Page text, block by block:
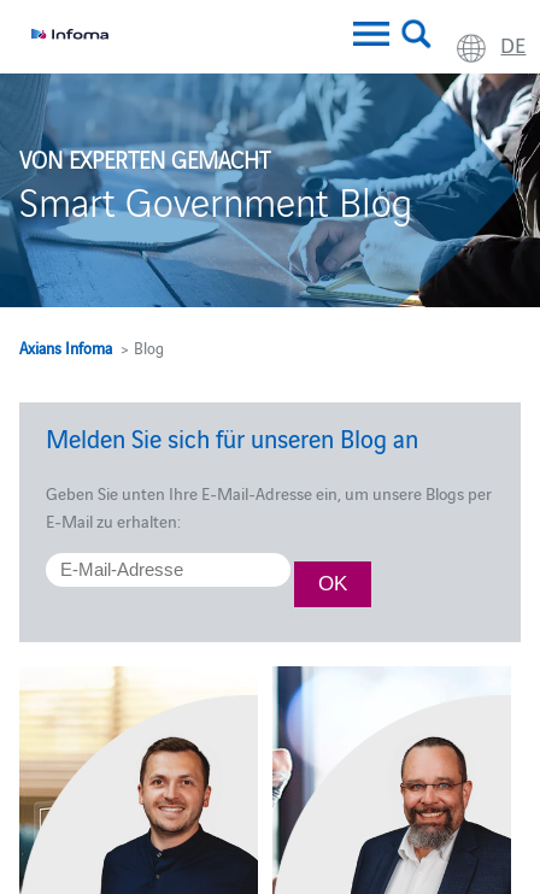
DE
VON EXPERTEN GEMACHT
Smart Government Blog
Axians Infoma> Blog
Melden Sie sich für unseren Blog an
Geben Sie unten Ihre E-Mail-Adresse ein, um unsere Blogs per
E-Mail zu erhalten: